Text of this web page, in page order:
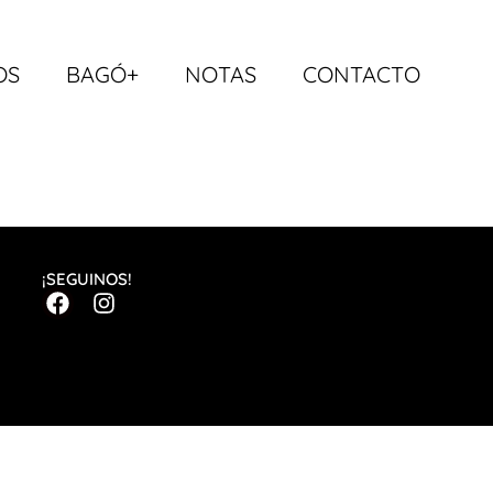
BAGÓ+ NOTAS CONTACTO
¡SEGUINOS!